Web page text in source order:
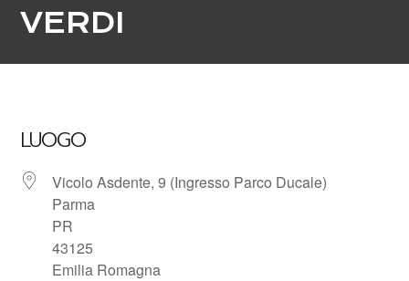
VERDI
LUOGO
Vicolo Asdente, 9 (Ingresso Parco Ducale)
Parma
PR
43125
Emilia Romagna